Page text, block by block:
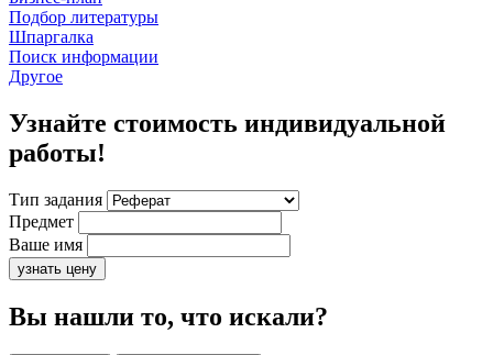
Подбор литературы
Шпаргалка
Поиск информации
Другое
Узнайте стоимость индивидуальной
работы!
Тип задания
Предмет
Ваше имя
узнать цену
Вы нашли то, что искали?